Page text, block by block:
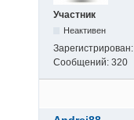
Участник
Неактивен
Зарегистрирован:
Сообщений: 320